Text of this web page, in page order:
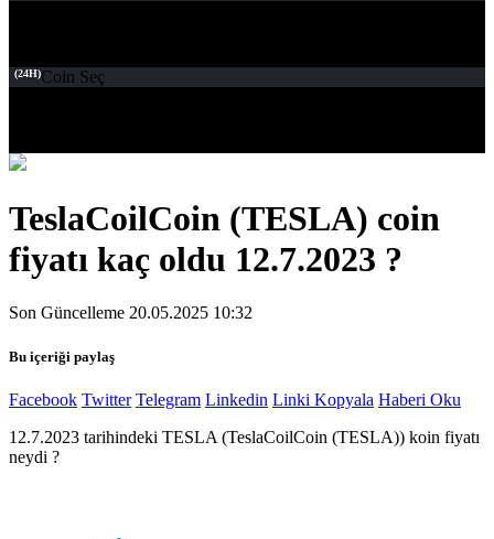
(24H)Coin Seç
TeslaCoilCoin (TESLA) coin
fiyatı kaç oldu 12.7.2023 ?
Son Güncelleme 20.05.2025 10:32
Bu içeriği paylaş
Facebook Twitter Telegram Linkedin Linki Kopyala Haberi Oku
12.7.2023 tarihindeki TESLA (TeslaCoilCoin (TESLA)) koin fiyatı
neydi ?